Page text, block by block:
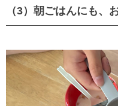
（3）朝ごはんにも